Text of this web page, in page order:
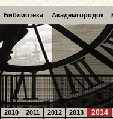
Библиотека Академгородок
2010 2011 2012 2013 2014